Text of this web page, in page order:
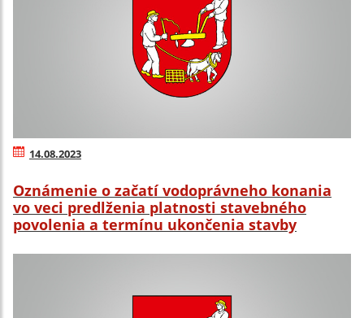
14.08.2023
Oznámenie o začatí vodoprávneho konania
vo veci predlženia platnosti stavebného
povolenia a termínu ukončenia stavby